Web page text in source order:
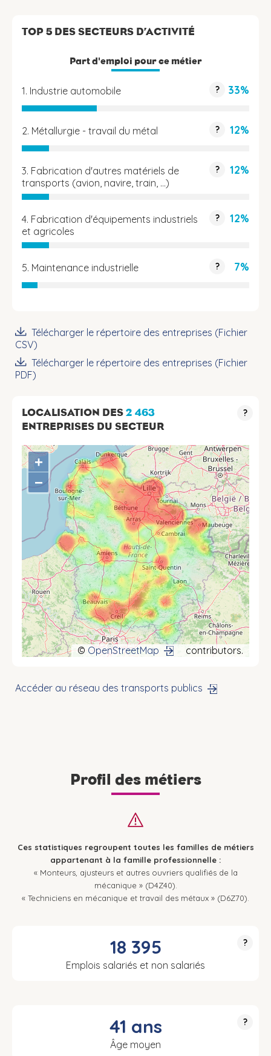
TOP 5 DES SECTEURS D’ACTIVITÉ
Part d'emploi pour ce métier
1. Industrie automobile ? 33%
2. Métallurgie - travail du métal ? 12%
3. Fabrication d'autres matériels de
transports (avion, navire, train, …)
? 12%
4. Fabrication d'équipements industriels
et agricoles
? 12%
5. Maintenance industrielle ? 7%
Télécharger le répertoire des entreprises (Fichier
CSV)
Télécharger le répertoire des entreprises (Fichier
PDF)
LOCALISATION DES2 463
ENTREPRISES DU SECTEUR
?
+
−
© OpenStreetMap contributors.
Accéder au réseau des transports publics
Profil des métiers
Ces statistiques regroupent toutes les familles de métiers
appartenant à la famille professionnelle :
« Monteurs, ajusteurs et autres ouvriers qualifiés de la
mécanique » (D4Z40).
« Techniciens en mécanique et travail des métaux » (D6Z70).
?
18 395
Emplois salariés et non salariés
?
41 ans
Âge moyen